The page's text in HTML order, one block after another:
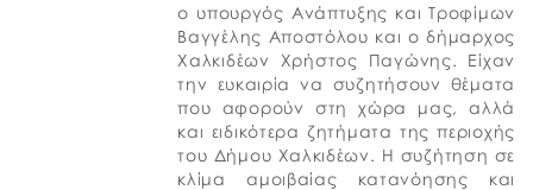
ο υπουργός Ανάπτυξης και Τροφίμων
Βαγγέλης Αποστόλου και ο δήμαρχος
Χαλκιδέων Χρήστος Παγώνης. Είχαν
την ευκαιρία να συζητήσουν θέματα
που αφορούν στη χώρα μας, αλλά
και ειδικότερα ζητήματα της περιοχής
του Δήμου Χαλκιδέων. Η συζήτηση σε
κλίμα αμοιβαίας κατανόησης και